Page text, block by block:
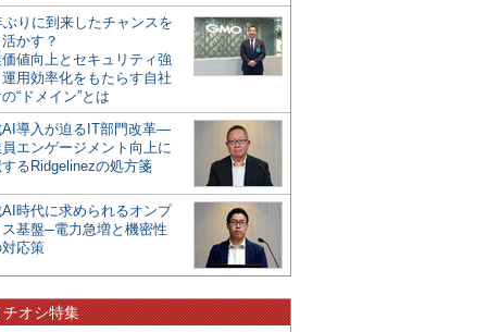
ぶりに到来したチャンスを
かす？
値向上とセキュリティ強
用効率化をもたらす自社
“ドメイン”とは
AI導入が迫るIT部門改革―
エンゲージメント向上に
るRidgelinezの処方箋
時代に求められるオンプ
ス基盤─電力急増と機密性
応策
チオシ特集